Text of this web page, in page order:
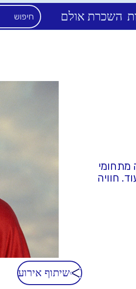
השכרת אולם
מתחומי
חוויה
שיתוף אירוע